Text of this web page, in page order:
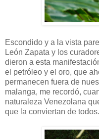
Escondido y a la vista
León Zapata y los
dieron a esta
el petróleo y el oro, que
permanecen fuera de
malanga, me recordó,
naturaleza Venezolana
que la conviertan de todos.